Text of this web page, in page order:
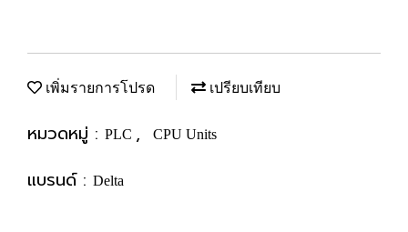
เพิ่มรายการโปรด เปรียบเทียบ
หมวดหมู่ : PLC , CPU Units
แบรนด์ : Delta